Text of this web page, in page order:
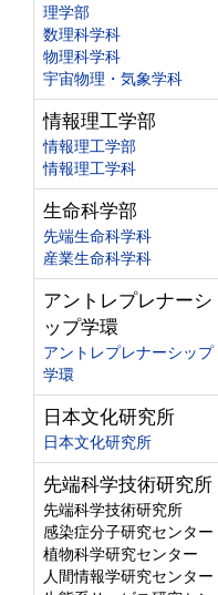
理学部
数理科学科
物理科学科
宇宙物理・気象学科
情報理工学部
情報理工学部
情報理工学科
生命科学部
先端生命科学科
産業生命科学科
アントレプレナーシ
ップ学環
アントレプレナーシップ
学環
日本文化研究所
日本文化研究所
先端科学技術研究所
先端科学技術研究所
感染症分子研究センター
植物科学研究センター
人間情報学研究センター